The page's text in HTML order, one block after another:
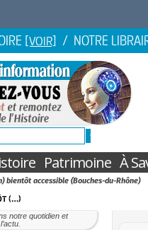
[VOIR] / NOTRE
Patrimoine À
bientôt accessible (Bouches-du-Rhône)
(…)
notre quotidien et